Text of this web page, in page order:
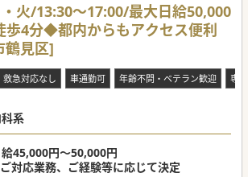
・火/13:30～17:00/最大日給50,000
歩4分◆都内からもアクセス便利
鶴見区]
救急対応なし 車通勤可 年齢不問・ベテラン歓迎 専
系
給45,000円～50,000円
対応業務、ご経験等に応じて決定